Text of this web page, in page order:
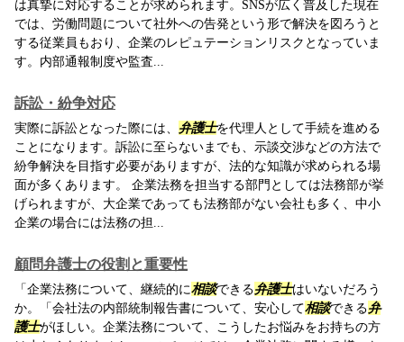
は真摯に対応することが求められます。SNSが広く普及した現在
では、労働問題について社外への告発という形で解決を図ろうと
する従業員もおり、企業のレピュテーションリスクとなっていま
す。内部通報制度や監査...
訴訟・紛争対応
実際に訴訟となった際には、 弁護士を代理人として手続を進める
ことになります。訴訟に至らないまでも、示談交渉などの方法で
紛争解決を目指す必要がありますが、法的な知識が求められる場
面が多くあります。 企業法務を担当する部門としては法務部が挙
げられますが、大企業であっても法務部がない会社も多く、中小
企業の場合には法務の担...
顧問弁護士の役割と重要性
「企業法務について、継続的に相談できる弁護士はいないだろう
か。「会社法の内部統制報告書について、安心して相談できる弁
護士がほしい。企業法務について、こうしたお悩みをお持ちの方